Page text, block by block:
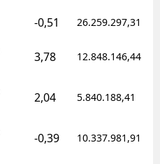
-0,51 26.259.297,31
3,78 12.848.146,44
2,04 5.840.188,41
-0,39 10.337.981,91